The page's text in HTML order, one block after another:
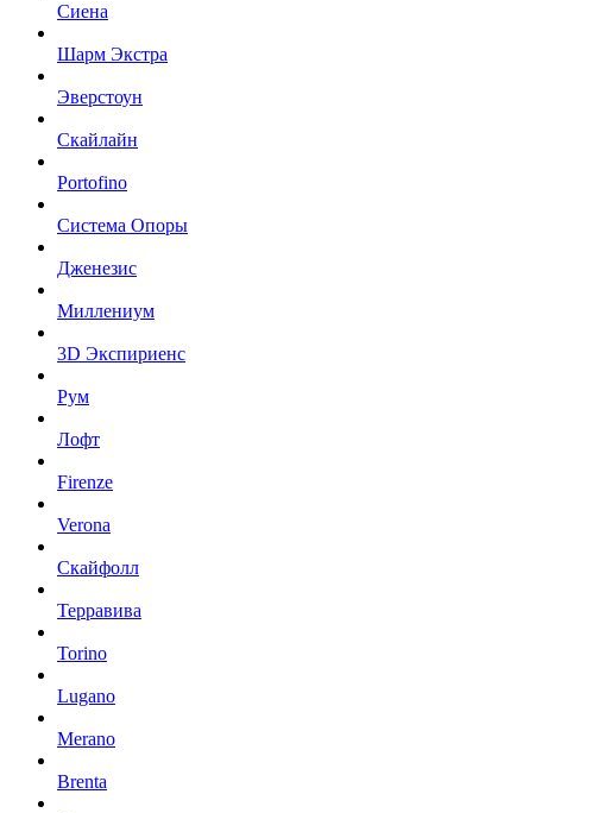
Сиена
Шарм Экстра
Эверстоун
Скайлайн
Portofino
Система Опоры
Дженезис
Миллениум
3D Экспириенс
Рум
Лофт
Firenze
Verona
Скайфолл
Терравива
Torino
Lugano
Merano
Brenta